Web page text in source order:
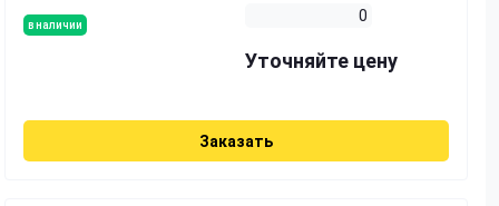
в наличии
0
Уточняйте цену
Заказать